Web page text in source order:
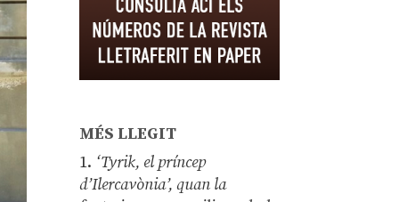
MÉS LLEGIT
1. ‘Tyrik, el príncep
d’Ilercavònia’, quan la